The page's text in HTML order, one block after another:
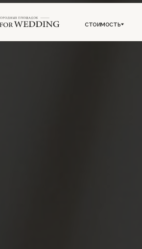
СТОИМОСТЬ ИНФОРМАЦИЯ